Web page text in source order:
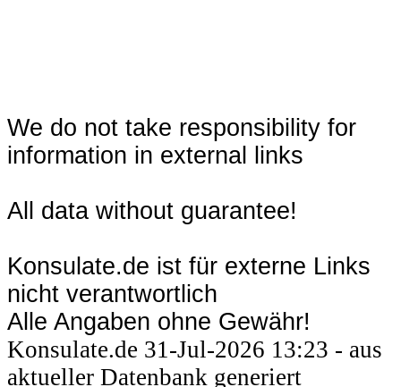
We do not take responsibility for
information in external links
All data without guarantee!
Konsulate.de ist für externe Links
nicht verantwortlich
Alle Angaben ohne Gewähr!
Konsulate.de 31-Jul-2026 13:23 - aus
aktueller Datenbank generiert